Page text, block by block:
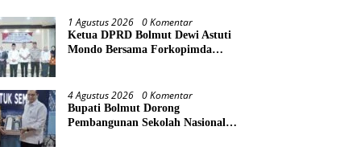
1 Agustus 2026 0 Komentar
Ketua DPRD Bolmut Dewi Astuti
Mondo Bersama Forkopimda
4 Agustus 2026 0 Komentar
Bupati Bolmut Dorong
Pembangunan Sekolah Nasional